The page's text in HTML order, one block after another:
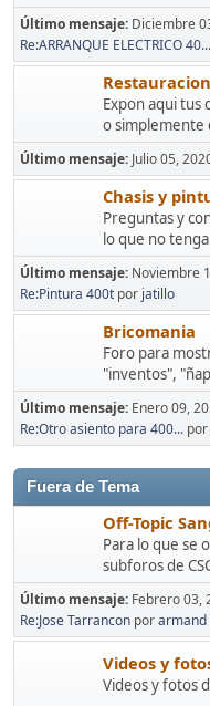
Último mensaje: Diciembre
Re:ARRANQUE ELECTRICO 40...
Expon aqui tus
o simplemente
Último mensaje: Julio 05,
Chasis y
Preguntas y
lo que no
Último mensaje: Noviembre
Re:Pintura 400t por jatillo
Bricomania
Foro para
"inventos",
Último mensaje: Enero 09,
Re:Otro asiento para 400... por
Fuera de Tema
Off-Topic
Para lo que se
subforos de
Último mensaje: Febrero 03,
Re:Jose Tarrancon porarmand
Videos y
Videos y fotos